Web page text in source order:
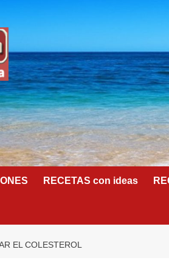
RECETAS con ideas
EL COLESTEROL